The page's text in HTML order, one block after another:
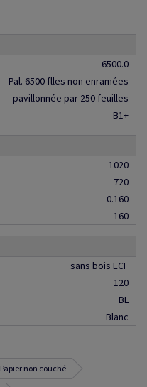
6500.0
Pal. 6500 flles non enramées
pavillonnée par 250 feuilles
B1+
1020
720
0.160
160
sans bois ECF
120
BL
Blanc
Papier non couché